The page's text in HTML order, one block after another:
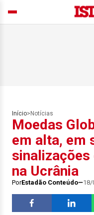
Início> Notícias
Moedas
em alta, em
sinalizações
na Ucrânia
PorEstadão Conteúdo 18/